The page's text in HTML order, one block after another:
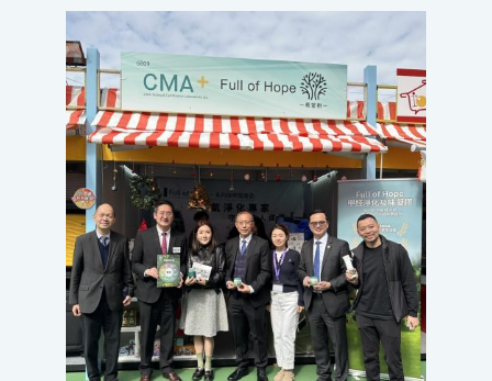
工廠服務預約
日
繁